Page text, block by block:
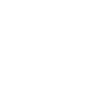
talebinde